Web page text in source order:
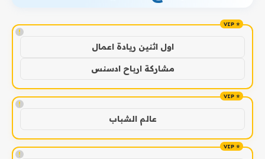
!
اول اثنين ريادة اعمال
مشاركة ارباح ادسنس
!
عالم الشباب
!